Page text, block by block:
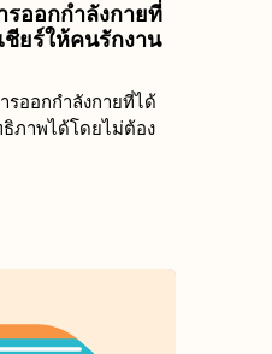
ออกกำลังกายที่
ชียร์ให้คนรักงาน
รออกกำลังกายที่ได้
ภาพได้โดยไม่ต้อง